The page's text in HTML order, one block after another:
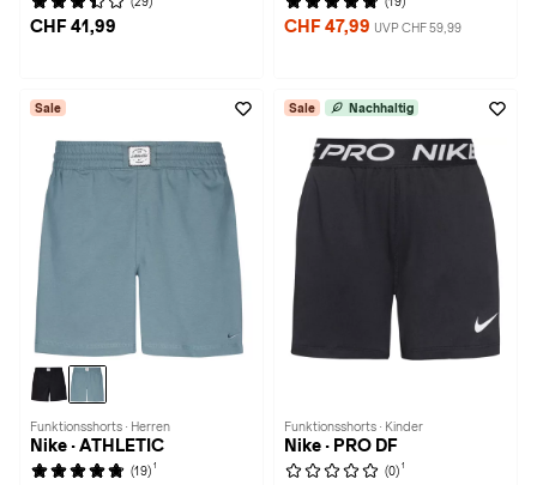
CHF 41,99 CHF 47,99 UVP CHF 59,99
Sale
Funktionsshorts · Herren
Nike · ATHLETIC
(19) 1
Sale Nachhaltig
Funktionsshorts · Kinder
Nike · PRO DF
(0) 1